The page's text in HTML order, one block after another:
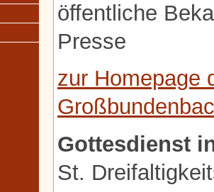
öffentliche
Presse
zur Homepage
Gottesdienst
St.